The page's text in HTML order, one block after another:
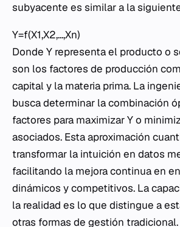
subyacente es similar a la
Y=f(X1​,X2​,...,Xn​)
Donde Y representa el producto o
son los factores de producción
capital y la materia prima. La
busca determinar la combinación
factores para maximizar Y o
asociados. Esta aproximación
transformar la intuición en datos
facilitando la mejora continua en
dinámicos y competitivos. La
la realidad es lo que distingue a
otras formas de gestión tradicional.